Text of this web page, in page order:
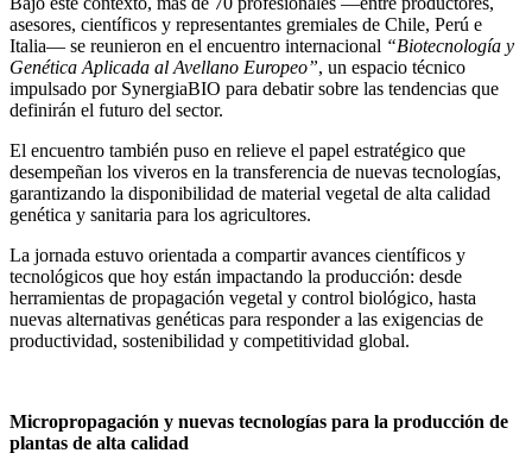
asesores, científicos y representantes gremiales de Chile, Perú e
Italia— se reunieron en el encuentro internacional “Biotecnología y
Genética Aplicada al Avellano Europeo”, un espacio técnico
impulsado por SynergiaBIO para debatir sobre las tendencias que
definirán el futuro del sector.
El encuentro también puso en relieve el papel estratégico que
desempeñan los viveros en la transferencia de nuevas tecnologías,
garantizando la disponibilidad de material vegetal de alta calidad
genética y sanitaria para los agricultores.
La jornada estuvo orientada a compartir avances científicos y
tecnológicos que hoy están impactando la producción: desde
herramientas de propagación vegetal y control biológico, hasta
nuevas alternativas genéticas para responder a las exigencias de
productividad, sostenibilidad y competitividad global.
Micropropagación y nuevas tecnologías para la producción de
plantas de alta calidad